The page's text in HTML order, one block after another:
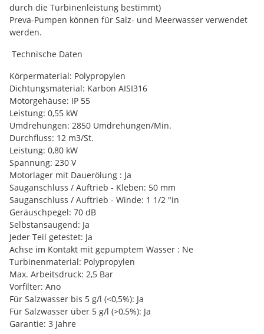
durch die Turbinenleistung bestimmt)
Preva-Pumpen können für Salz- und Meerwasser verwendet
werden.
Technische Daten
Körpermaterial: Polypropylen
Dichtungsmaterial: Karbon AISI316
Motorgehäuse: IP 55
Leistung: 0,55 kW
Umdrehungen: 2850 Umdrehungen/Min.
Durchfluss: 12 m3/St.
Leistung: 0,80 kW
Spannung: 230 V
Motorlager mit Dauerölung : Ja
Sauganschluss / Auftrieb - Kleben: 50 mm
Sauganschluss / Auftrieb - Winde: 1 1/2 "in
Geräuschpegel: 70 dB
Selbstansaugend: Ja
Jeder Teil getestet: Ja
Achse im Kontakt mit gepumptem Wasser : Ne
Turbinenmaterial: Polypropylen
Max. Arbeitsdruck: 2,5 Bar
Vorfilter: Ano
Für Salzwasser bis 5 g/l (<0,5%): Ja
Für Salzwasser über 5 g/l (>0,5%): Ja
Garantie: 3 Jahre